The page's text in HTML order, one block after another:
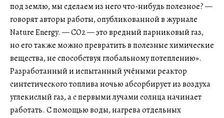
под землю, мы сделаем из него что-нибудь полезное? —
говорят авторы работы, опубликованной в журнале
Nature Energy. — CO2 — это вредный парниковый газ,
но его также можно превратить в полезные химические
вещества, не способствуя глобальному потеплению».
Разработанный и испытанный учёными реактор
синтетического топлива ночью абсорбирует из воздуха
углекислый газ, а с первыми лучами солнца начинает
работать. С помощью воды, нагрева отдельных